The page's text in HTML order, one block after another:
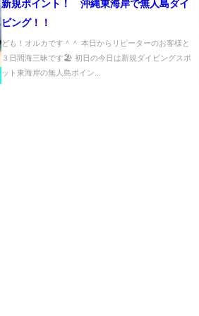
新規ポイント！ 沖縄東海岸で無人島ダイ
ビング！！
ども！オルカです＾＾ 本日からリピーターのお客様と
３日間海三昧です🏖 初日の今日は新規ダイビングスポ
ット東海岸の無人島ポイン...